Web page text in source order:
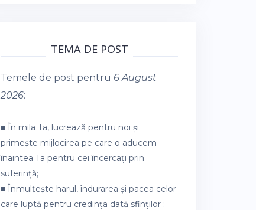
TEMA DE POST
Temele de post pentru 6 August
2026:
■ În mila Ta, lucrează pentru noi și
primește mijlocirea pe care o aducem
înaintea Ta pentru cei încercați prin
suferință;
■ Înmulțește harul, îndurarea și pacea celor
care luptă pentru credința dată sfinților ;